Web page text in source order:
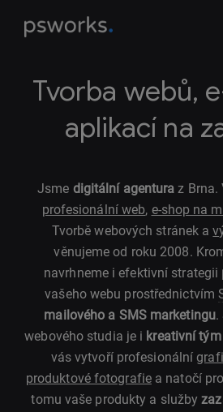
Tvorba webů,
aplikací na
Jsme digitální agentura z Brna.
profesionální web, e-shop na
Tvorbě webových stránek a
věnujeme od roku 2008.
navrhneme i efektivní strategii
vašeho webu prostřednictvím
mailového a SMS marketingu.
webového studia je i kreativní
vás vytvoří profesionální
produktové fotografiea natočí
tomu vaše produkty a služby